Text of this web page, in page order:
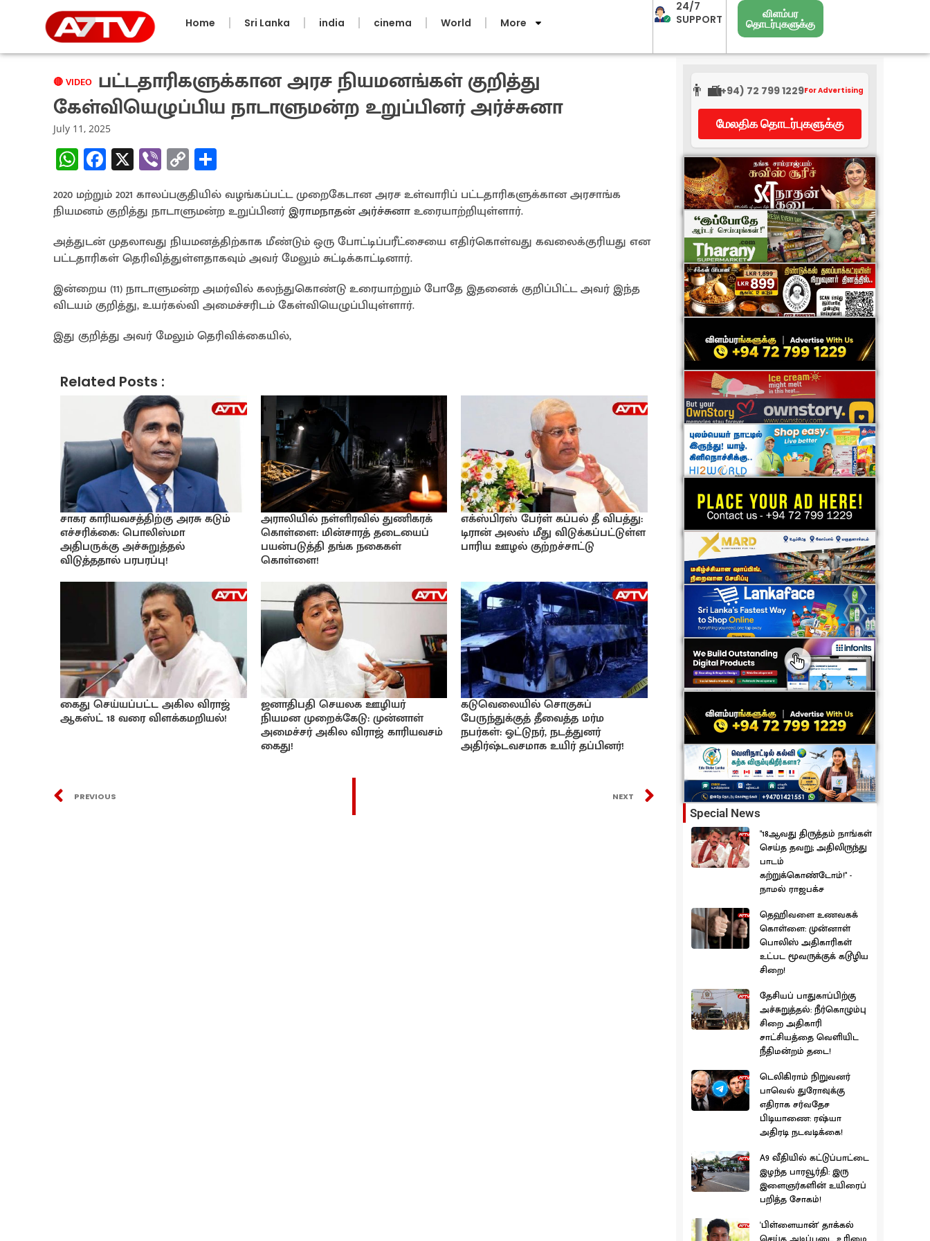
Home Sri Lanka india cinema World More
24/7
SUPPORT
விளம்பர
தொடர்புகளுக்கு
🔴 VIDEO பட்டதாரிகளுக்கான அரச நியமனங்கள் குறித்து
கேள்வியெழுப்பிய நாடாளுமன்ற உறுப்பினர் அர்ச்சுனா
July 11, 2025
W
h
at
sA
p
p
Fa
ce
b
o
o
k
X Vi
b
er
C
o
py
Li
n
k
h
ar
e
2020 மற்றும் 2021 காலப்பகுதியில் வழங்கப்பட்ட முறைகேடான அரச உள்வாரிப் பட்டதாரிகளுக்கான அரசாங்க
நியமனம் குறித்து நாடாளுமன்ற உறுப்பினர்இராமநாதன் அர்ச்சுனாஉரையாற்றியுள்ளார்.
அத்துடன் முதலாவது நியமனத்திற்காக மீண்டும் ஒரு போட்டிப்பரீட்சையை எதிர்கொள்வது கவலைக்குரியது என
பட்டதாரிகள் தெரிவித்துள்ளதாகவும் அவர் மேலும் சுட்டிக்காட்டினார்.
இன்றைய (11) நாடாளுமன்ற அமர்வில் கலந்துகொண்டு உரையாற்றும் போதே இதனைக் குறிப்பிட்ட அவர் இந்த
விடயம் குறித்து, உயர்கல்வி அமைச்சரிடம் கேள்வியெழுப்பியுள்ளார்.
இது குறித்து அவர் மேலும் தெரிவிக்கையில்,
Related Posts :
சாகர காரியவசத்திற்கு அரசு கடும்
எச்சரிக்கை: பொலிஸ்மா
அதிபருக்கு அச்சுறுத்தல்
விடுத்ததால் பரபரப்பு!
அராலியில் நள்ளிரவில் துணிகரக்
கொள்ளை: மின்சாரத் தடையைப்
பயன்படுத்தி தங்க நகைகள்
கொள்ளை!
எக்ஸ்பிரஸ் பேர்ள் கப்பல் தீ விபத்து:
டிரான் அலஸ் மீது விடுக்கப்பட்டுள்ள
பாரிய ஊழல் குற்றச்சாட்டு
கைது செய்யப்பட்ட அகில விராஜ்
ஆகஸ்ட் 18 வரை விளக்கமறியல்!
ஜனாதிபதி செயலக ஊழியர்
நியமன முறைக்கேடு: முன்னாள்
அமைச்சர் அகில விராஜ் காரியவசம்
கைது!
கடுவெலையில் சொகுசுப்
பேருந்துக்குத் தீவைத்த மர்ம
நபர்கள்: ஓட்டுநர், நடத்துனர்
அதிர்ஷ்டவசமாக உயிர் தப்பினர்!
PREVIOUS NEXT
👨‍💼(+94) 72 799 1229For Advertising
மேலதிக தொடர்புகளுக்கு
Special News
"18ஆவது திருத்தம் நாங்கள்
செய்த தவறு; அதிலிருந்து
பாடம்
கற்றுக்கொண்டோம்!" -
நாமல் ராஜபக்ச
தெஹிவளை உணவகக்
கொள்ளை: முன்னாள்
பொலிஸ் அதிகாரிகள்
உட்பட மூவருக்குக் கடூழிய
சிறை!
தேசியப் பாதுகாப்பிற்கு
அச்சுறுத்தல்: நீர்கொழும்பு
சிறை அதிகாரி
சாட்சியத்தை வெளியிட
நீதிமன்றம் தடை!
டெலிகிராம் நிறுவனர்
பாவெல் துரோவுக்கு
எதிராக சர்வதேச
பிடியாணை: ரஷ்யா
அதிரடி நடவடிக்கை!
A9 வீதியில் கட்டுப்பாட்டை
இழந்த பாரவூர்தி: இரு
இளைஞர்களின் உயிரைப்
பறித்த சோகம்!
'பிள்ளையான்' தாக்கல்